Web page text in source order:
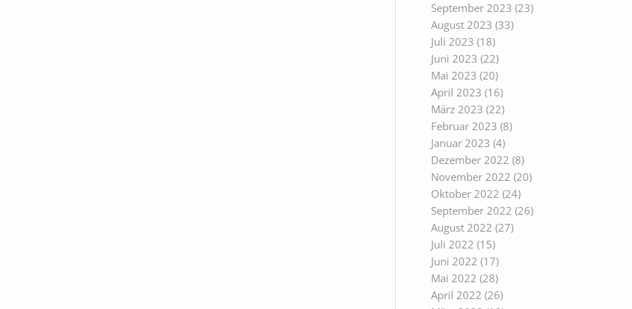
September 2023 (23)
August 2023 (33)
Juli 2023 (18)
Juni 2023 (22)
Mai 2023 (20)
April 2023 (16)
März 2023 (22)
Februar 2023 (8)
Januar 2023 (4)
Dezember 2022 (8)
November 2022 (20)
Oktober 2022 (24)
September 2022 (26)
August 2022 (27)
Juli 2022 (15)
Juni 2022 (17)
Mai 2022 (28)
April 2022 (26)